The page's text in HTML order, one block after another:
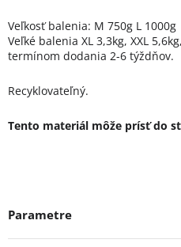
Veľkosť balenia: M 750g L 1000g
Veľké balenia XL 3,3kg, XXL
termínom dodania 2-6 týždňov.
Recyklovateľný.
Tento materiál môže prísť do